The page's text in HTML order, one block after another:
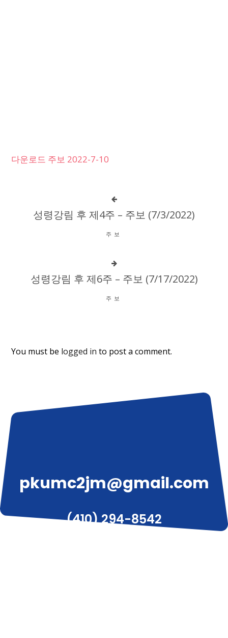
다운로드 주보 2022-7-10
성령강림 후 제4주 – 주보 (7/3/2022)
주보
성령강림 후 제6주 – 주보 (7/17/2022)
주보
You must be logged in to post a comment.
pkumc2jm@gmail.com
(410) 294-8542